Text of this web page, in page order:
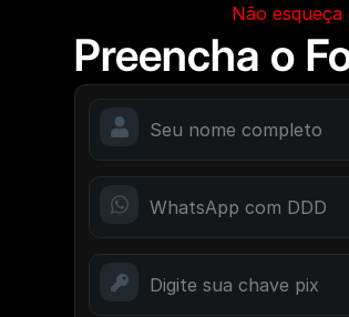
Não
Preencha o